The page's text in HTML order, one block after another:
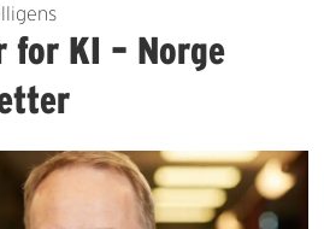
for KI – Norge